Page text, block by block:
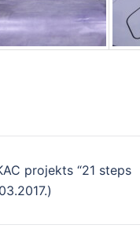
projekts “21 steps